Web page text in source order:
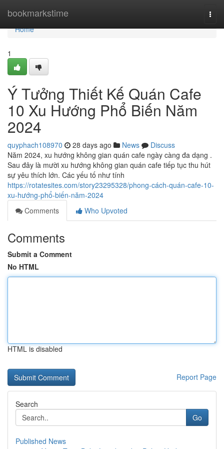
bookmarkstime
Home
Home
1
Ý Tưởng Thiết Kế Quán Cafe
10 Xu Hướng Phổ Biến Năm
2024
quyphach108970 28 days ago News
Discuss
Năm 2024, xu hướng không gian quán cafe ngày càng đa dạng .
Sau đây là mười xu hướng không gian quán cafe tiếp tục thu hút
sự yêu thích lớn. Các yếu tố như tính
https://rotatesites.com/story23295328/phong-cách-quán-cafe-10-
xu-hướng-phổ-biến-năm-2024
Comments
Who Upvoted
Comments
Submit a Comment
No HTML
HTML is disabled
Report Page
Search
Go
Published News